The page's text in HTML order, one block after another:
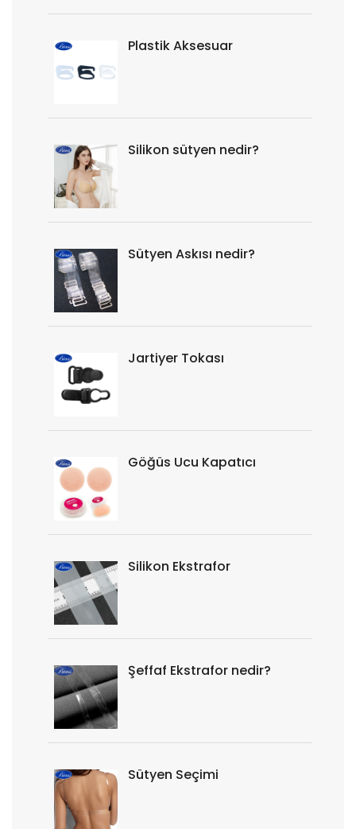
Plastik Aksesuar
Silikon sütyen nedir?
Sütyen Askısı nedir?
Jartiyer Tokası
Göğüs Ucu Kapatıcı
Silikon Ekstrafor
Şeffaf Ekstrafor nedir?
Sütyen Seçimi